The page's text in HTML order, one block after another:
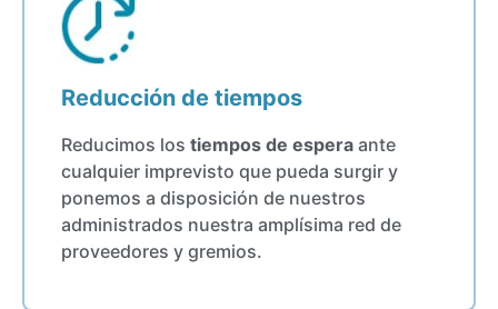
Reducción de tiempos
Reducimos los tiempos de esperaante
cualquier imprevisto que pueda surgir y
ponemos a disposición de nuestros
administrados nuestra amplísima red de
proveedores y gremios.